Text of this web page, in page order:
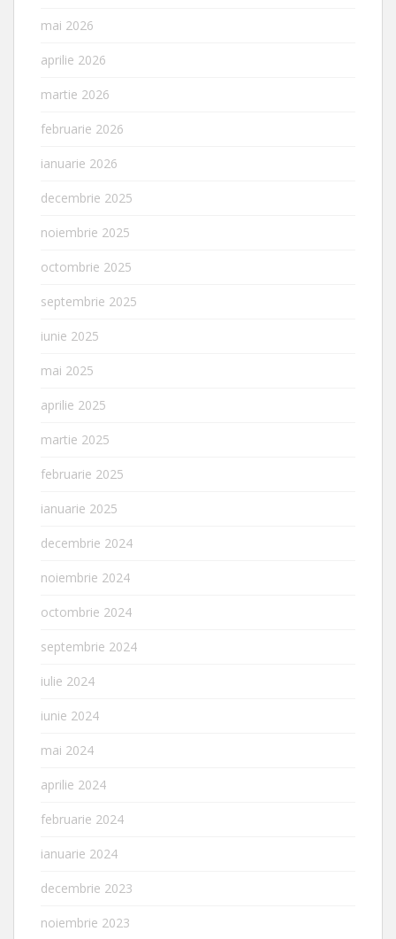
mai 2026
aprilie 2026
martie 2026
februarie 2026
ianuarie 2026
decembrie 2025
noiembrie 2025
octombrie 2025
septembrie 2025
iunie 2025
mai 2025
aprilie 2025
martie 2025
februarie 2025
ianuarie 2025
decembrie 2024
noiembrie 2024
octombrie 2024
septembrie 2024
iulie 2024
iunie 2024
mai 2024
aprilie 2024
februarie 2024
ianuarie 2024
decembrie 2023
noiembrie 2023